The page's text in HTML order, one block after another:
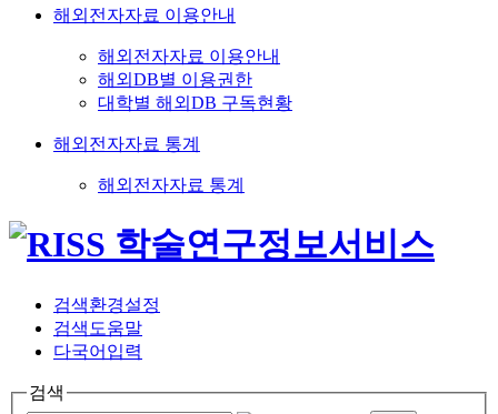
해외전자자료 이용안내
해외전자자료 이용안내
해외DB별 이용권한
대학별 해외DB 구독현황
해외전자자료 통계
해외전자자료 통계
검색환경설정
검색도움말
다국어입력
검색